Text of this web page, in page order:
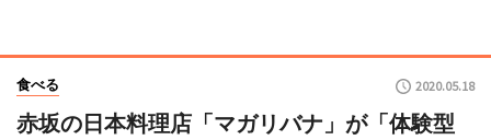
食べる 2020.05.18
赤坂の日本料理店「マガリバナ」が「体験型